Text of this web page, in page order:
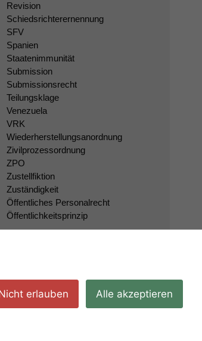
Revision
Schiedsrichterernennung
SFV
Spanien
Staatenimmunität
Submission
Submissionsrecht
Teilungsklage
Venezuela
VRK
Wiederherstellungsanordnung
Zivilprozessordnung
ZPO
Zustellfiktion
Zuständigkeit
Öffentliches Personalrecht
Öffentlichkeitsprinzip
erlauben Alle akzeptieren